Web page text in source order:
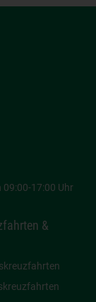
09:00-17:00 Uhr
&